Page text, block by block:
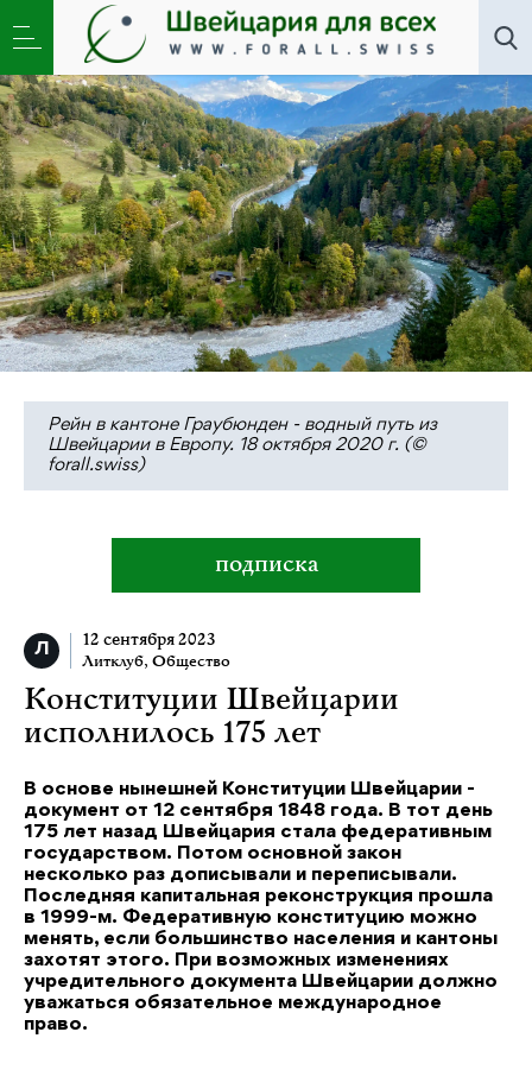
Литклуб, Общество»Конституции Швейцарии
исполнилось 175 лет
Рейн в кантоне Граубюнден - водный путь из
Швейцарии в Европу. 18 октября 2020 г. (©
forall.swiss)
подписка
12 сентября 2023
Литклуб, Общество
Конституции Швейцарии
исполнилось 175 лет
В основе нынешней Конституции Швейцарии -
документ от 12 сентября 1848 года. В тот день
175 лет назад Швейцария стала федеративным
государством. Потом основной закон
несколько раз дописывали и переписывали.
Последняя капитальная реконструкция прошла
в 1999-м. Федеративную конституцию можно
менять, если большинство населения и кантоны
захотят этого. При возможных изменениях
учредительного документа Швейцарии должно
уважаться обязательное международное
право.